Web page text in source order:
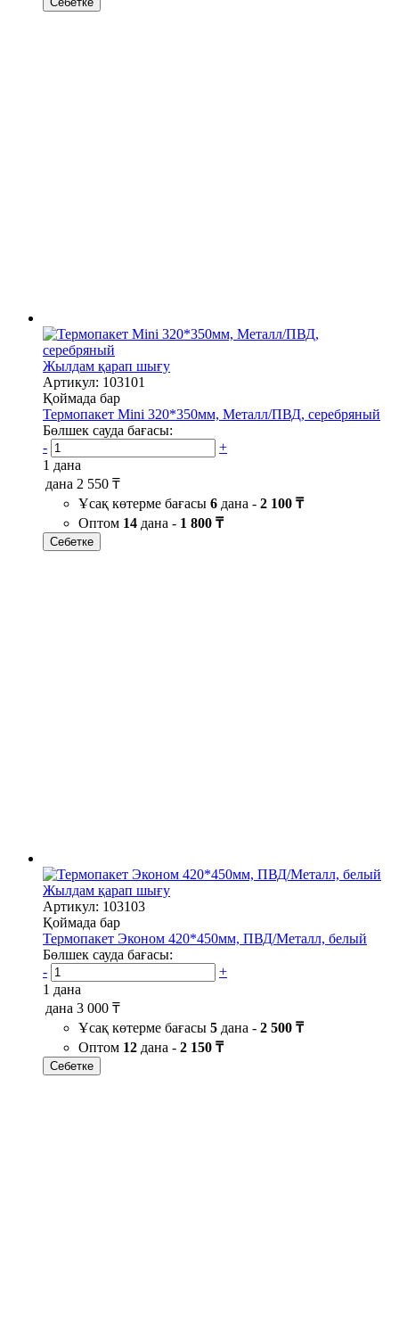
Жылдам қарап шығу
Артикул: 103101
Қоймада бар
Термопакет Mini 320*350мм, Металл/ПВД, серебряный
Бөлшек сауда бағасы:
-
+
1 дана
дана 2 550 ₸
Ұсақ көтерме бағасы 6 дана - 2 100 ₸
Оптом 14 дана - 1 800 ₸
Себетке
Жылдам қарап шығу
Артикул: 103103
Қоймада бар
Термопакет Эконом 420*450мм, ПВД/Металл, белый
Бөлшек сауда бағасы:
-
+
1 дана
дана 3 000 ₸
Ұсақ көтерме бағасы 5 дана - 2 500 ₸
Оптом 12 дана - 2 150 ₸
Себетке